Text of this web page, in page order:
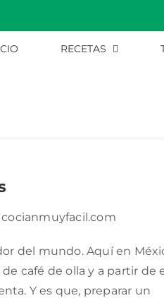
RECETAS
del mundo. Aquí en
café de olla y a partir de
Y es que, preparar un